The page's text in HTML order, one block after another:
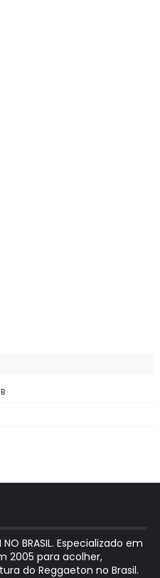
NO BRASIL. Especializado em
2005 para acolher,
do Reggaeton no Brasil.